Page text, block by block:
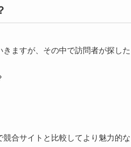
ますが、その中で訪問者が探した
合サイトと比較してより魅力的な